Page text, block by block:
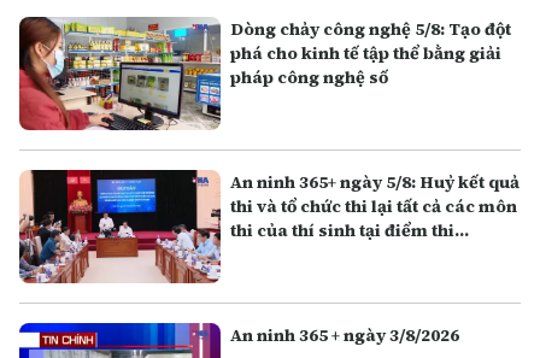
Dòng chảy công nghệ 5/8: Tạo đột
phá cho kinh tế tập thể bằng giải
pháp công nghệ số
An ninh 365+ ngày 5/8: Huỷ kết quả
thi và tổ chức thi lại tất cả các môn
thi của thí sinh tại điểm thi
An ninh 365 + ngày 3/8/2026